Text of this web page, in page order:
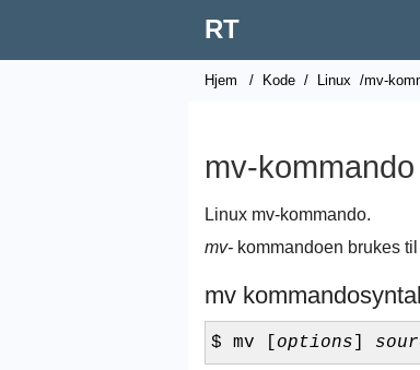
RT
Hjem / Kode / Linux /mv-
mv-
Linux mv-kommando.
mv- kommandoen brukes
mv
$ mv [ options